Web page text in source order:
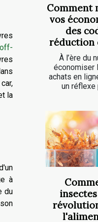
la
à
du
Comment
vos
des
réduction
À l’ère du
économiser
achats en
un réflexe